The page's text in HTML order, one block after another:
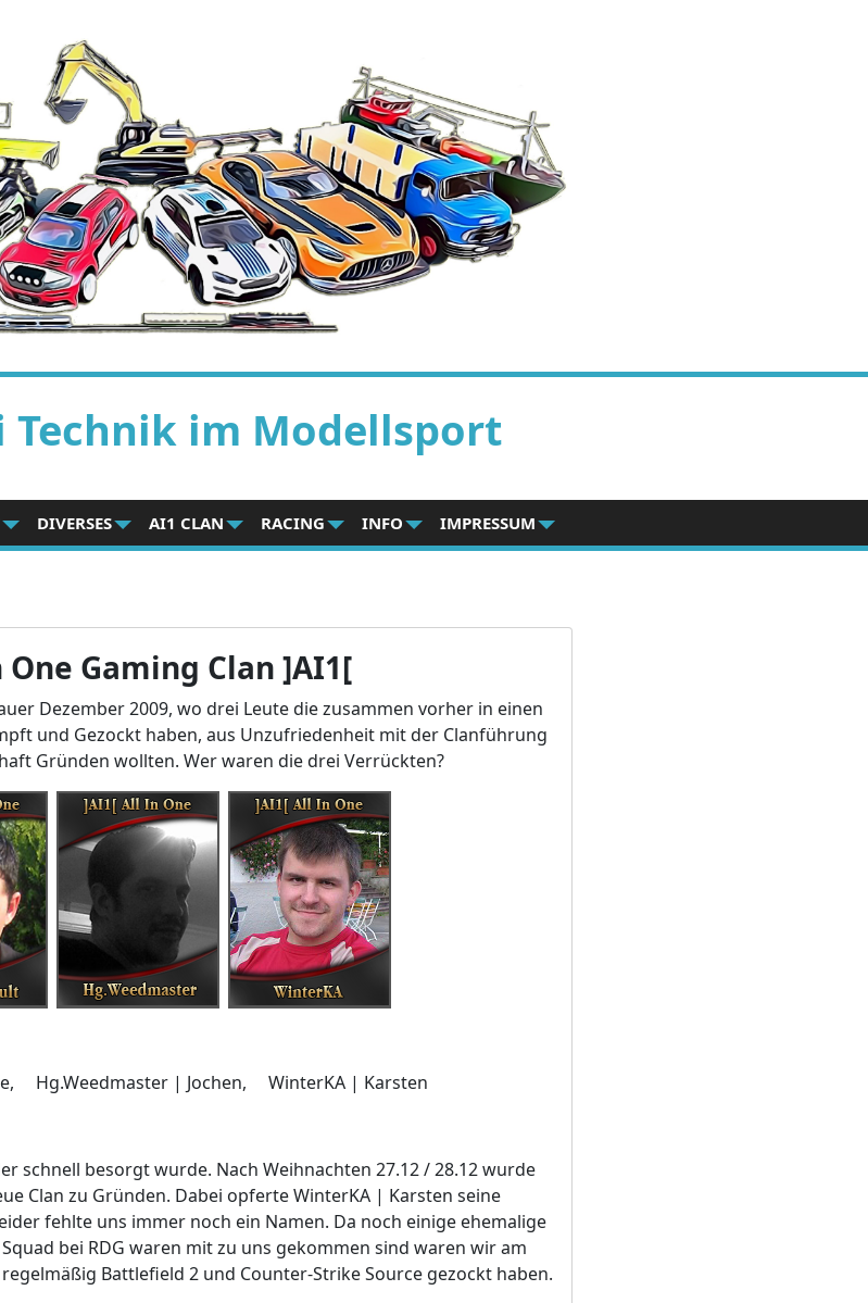
im Modellsport
DIVERSES AI1 CLAN RACING INFO IMPRESSUM
Gaming Clan ]AI1[
Dezember 2009, wo drei Leute die zusammen vorher in einen
und Gezockt haben, aus Unzufriedenheit mit der Clanführung
Gründen wollten. Wer waren die drei Verrückten?
Hg.Weedmaster | Jochen, WinterKA | Karsten
schnell besorgt wurde. Nach Weihnachten 27.12 / 28.12 wurde
Clan zu Gründen. Dabei opferte WinterKA | Karsten seine
fehlte uns immer noch ein Namen. Da noch einige ehemalige
bei RDG waren mit zu uns gekommen sind waren wir am
Battlefield 2 und Counter-Strike Source gezockt haben.